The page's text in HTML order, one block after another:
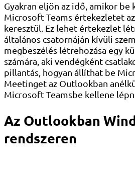
Gyakran eljön az idő, amikor be
Microsoft Teams értekezletet
keresztül. Ez lehet értekezlet
általános csatornáján kívüli
megbeszélés létrehozása egy
számára, aki vendégként
pillantás, hogyan állíthat be
Meetinget az Outlookban
Microsoft Teamsbe kellene
Az Outlookban
rendszeren